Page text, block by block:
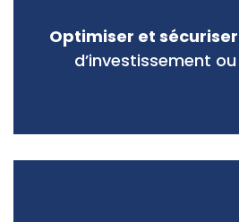
Optimiser et sécuriser
d’investissement